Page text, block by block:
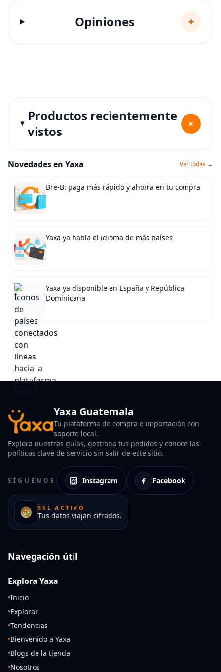
Opiniones +
Productos recientemente
vistos
+
Novedades en Yaxa Ver todas →
Bre-B: paga más rápido y ahorra en tu compra
Yaxa ya habla el idioma de más países
Yaxa ya disponible en España y República
Dominicana
Yaxa Guatemala
Tu plataforma de compra e importación con
soporte local.
Explora nuestras guías, gestiona tus pedidos y conoce las
políticas clave de servicio sin salir de este sitio.
SÍGUENOS Instagram Facebook
SSL ACTIVO
Tus datos viajan cifrados.
Navegación útil
Explora Yaxa
•Inicio
•Explorar
•Tendencias
•Bienvenido a Yaxa
•Blogs de la tienda
•Nosotros